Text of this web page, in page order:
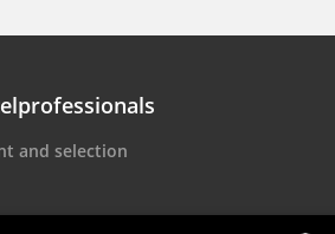
and selection